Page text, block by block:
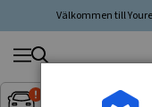
Välkommen till
Inget
Søg